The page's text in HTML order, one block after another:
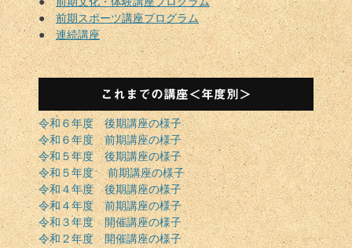
● 前期スポーツ講座プログラム
●連続講座
これまでの講座＜年度別＞
令和６年度 後期講座の様子
令和６年度 前期講座の様子
令和５年度 後期講座の様子
令和５年度 前期講座の様子
令和４年度 後期講座の様子
令和４年度 前期講座の様子
令和３年度 開催講座の様子
令和２年度 開催講座の様子